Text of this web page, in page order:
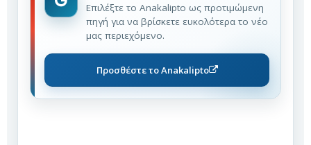
Επιλέξτε το Anakalipto ως προτιμώμενη
πηγή για να βρίσκετε ευκολότερα το νέο
μας περιεχόμενο.
Προσθέστε το Anakalipto